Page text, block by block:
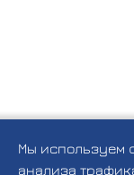
Мы используем
анализа